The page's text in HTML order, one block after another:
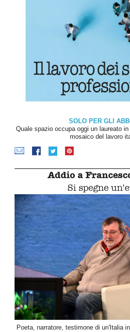
SOLO PER GLI
Quale spazio occupa oggi un laureato
mosaico del lavoro
Addio a
Si spegne
Poeta, narratore, testimone di un'Italia